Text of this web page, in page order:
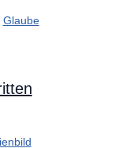
Glaube